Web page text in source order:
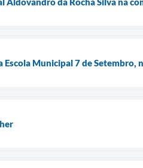
Municipal 7 de Setembro,